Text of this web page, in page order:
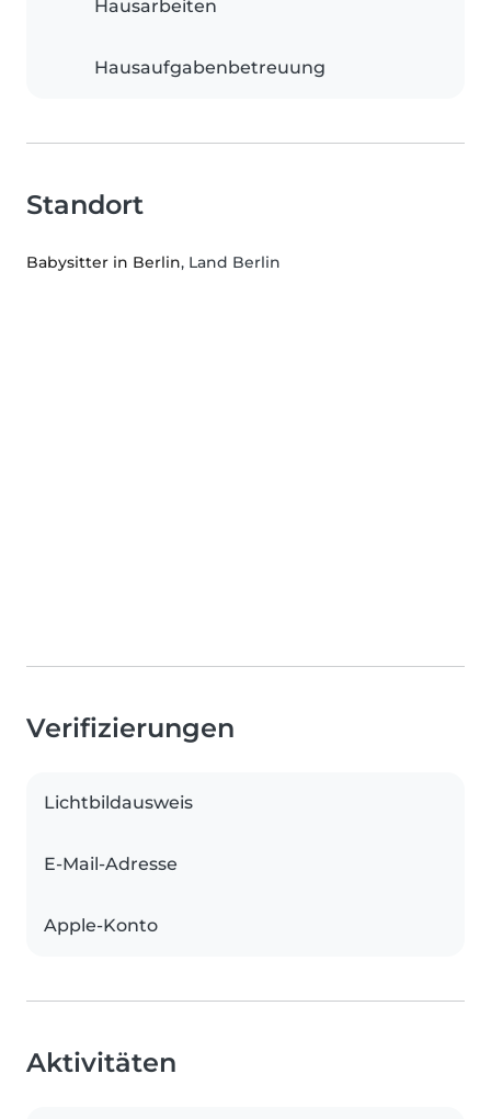
Hausarbeiten
Hausaufgabenbetreuung
Standort
Babysitter in Berlin, Land Berlin
Verifizierungen
Lichtbildausweis
E-Mail-Adresse
Apple-Konto
Aktivitäten